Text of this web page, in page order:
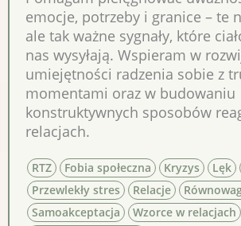
emocje, potrzeby i granice – te
ale tak ważne sygnały, które
nas wysyłają. Wspieram w
umiejętności radzenia sobie z
momentami oraz w budowaniu
konstruktywnych sposobów
relacjach.
RTZ Fobia społeczna Kryzys Lęk
Przewlekły stres
Relacje
Samoakceptacja
Wzorce w relacjach